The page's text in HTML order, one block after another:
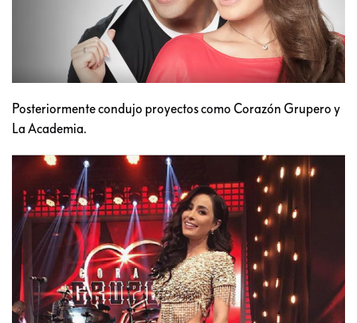
Posteriormente condujo proyectos como Corazón Grupero y
La Academia.